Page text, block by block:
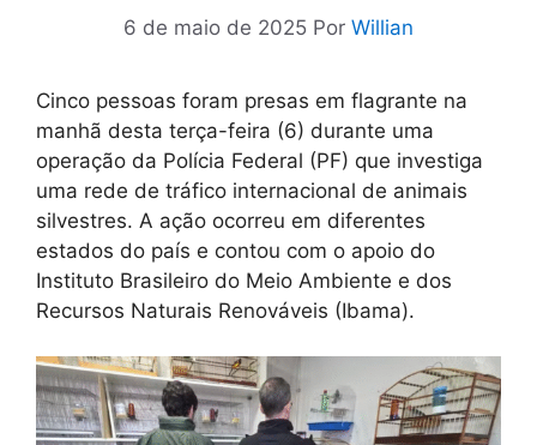
6 de maio de 2025 Por Willian
Cinco pessoas foram presas em flagrante na
manhã desta terça-feira (6) durante uma
operação da Polícia Federal (PF) que investiga
uma rede de tráfico internacional de animais
silvestres. A ação ocorreu em diferentes
estados do país e contou com o apoio do
Instituto Brasileiro do Meio Ambiente e dos
Recursos Naturais Renováveis (Ibama).